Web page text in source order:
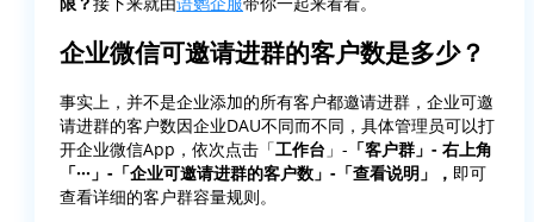
企业微信可邀请进群的客户数是多少？
事实上，并不是企业添加的所有客户都邀请进群，企业可邀
请进群的客户数因企业DAU不同而不同，具体管理员可以打
开企业微信App，依次点击「工作台 」- 「客户群」- 右上角
「···」-「企业可邀请进群的客户数」-「查看说明」， 即可
查看详细的客户群容量规则。